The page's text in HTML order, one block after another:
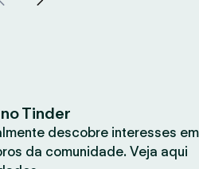
Tinder
descobre interesses em
da comunidade. Veja aqui